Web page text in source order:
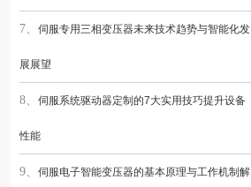
7、 伺服专用三相变压器未来技术趋势与智能化发
展展望
8、 伺服系统驱动器定制的7大实用技巧提升设备
性能
9、 伺服电子智能变压器的基本原理与工作机制解